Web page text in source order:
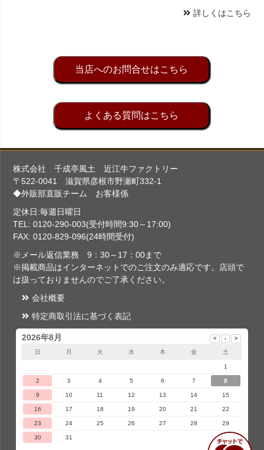
詳しくはこちら
当店へのお問合せはこちら
よくある質問はこちら
株式会社 千成亭風土 近江牛ファクトリー
〒522-0041 滋賀県彦根市野瀬町332-1
◆外販部直販チーム お客様係
定休日:毎週日曜日
TEL: 0120-290-003(受付時間9:30～17:00)
FAX: 0120-829-096(24時間受付)
※メール返信業務 9：30～17：00まで
※掲載商品はインターネットでのご注文のみ適応です。店頭で
は扱っておりませんのでご了承ください。
会社概要
特定商取引法に基づく表記
2026年8月
日 月 火 水 木 金 土
1
2 3 4 5 6 7 8
9 10 11 12 13 14 15
16 17 18 19 20 21 22
23 24 25 26 27 28 29
30 31